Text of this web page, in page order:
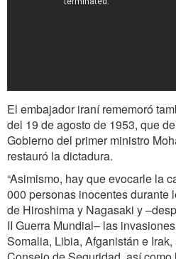
El embajador iraní rememoró
del 19 de agosto de 1953, que
Gobierno del primer ministro
restauró la dictadura.
“Asimismo, hay que evocarle la
000 personas inocentes durante
de Hiroshima y Nagasaki y
II Guerra Mundial– las
Somalia, Libia, Afganistán e